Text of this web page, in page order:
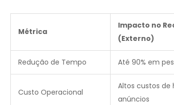
Métrica
Impacto no
(Externo)
Redução de Tempo Até 90% em
Custo Operacional
Altos custos de
anúncios